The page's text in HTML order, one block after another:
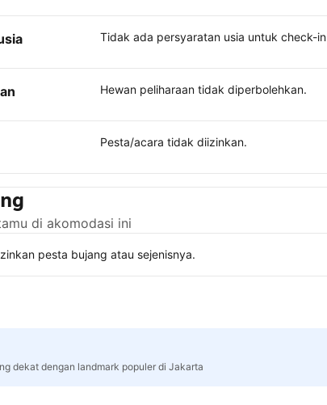
Tidak ada persyaratan usia untuk check-in
Hewan peliharaan tidak diperbolehkan.
Pesta/acara tidak diizinkan.
di akomodasi ini
pesta bujang atau sejenisnya.
dekat dengan landmark populer di Jakarta